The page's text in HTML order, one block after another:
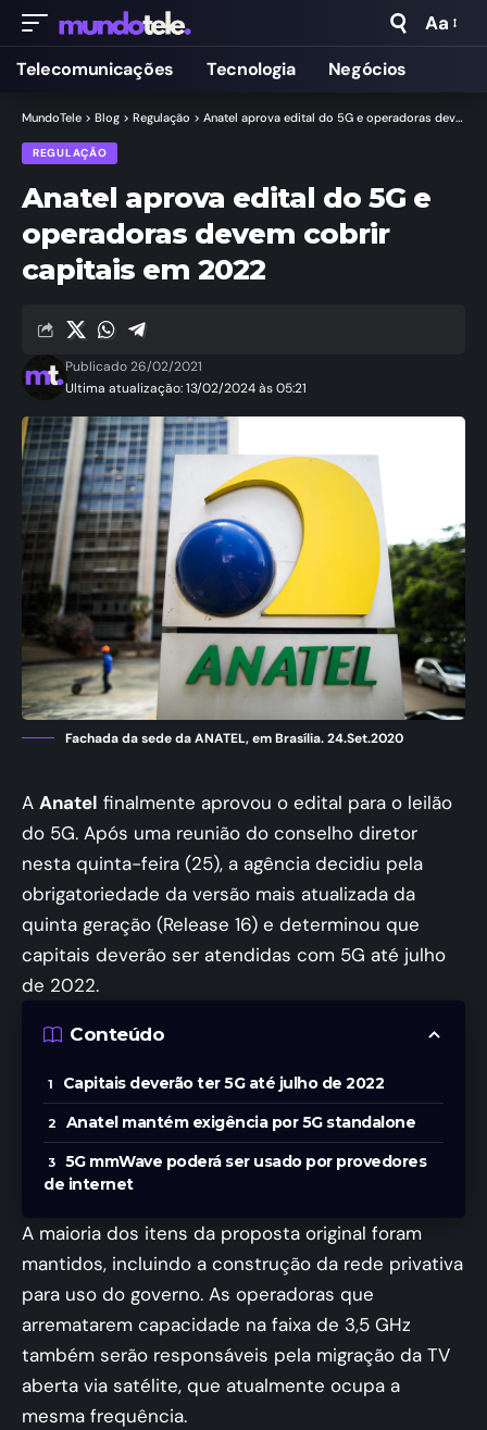
Aa
Telecomunicações Tecnologia Negócios
MundoTele > Blog > Regulação > Anatel aprova edital do 5G e operadoras devem cobrir capitais em 2022
REGULAÇÃO
Anatel aprova edital do 5G e
operadoras devem cobrir
capitais em 2022
Ultima atualização: 13/02/2024 às 05:21
Publicado 26/02/2021
Fachada da sede da ANATEL, em Brasília. 24.Set.2020
A Anatel finalmente aprovou o edital para o leilão
do 5G. Após uma reunião do conselho diretor
nesta quinta-feira (25), a agência decidiu pela
obrigatoriedade da versão mais atualizada da
quinta geração (Release 16) e determinou que
capitais deverão ser atendidas com 5G até julho
de 2022.
Conteúdo
Capitais deverão ter 5G até julho de 2022
Anatel mantém exigência por 5G standalone
5G mmWave poderá ser usado por provedores
de internet
A maioria dos itens da proposta original foram
mantidos, incluindo a construção da rede privativa
para uso do governo. As operadoras que
arrematarem capacidade na faixa de 3,5 GHz
também serão responsáveis pela migração da TV
aberta via satélite, que atualmente ocupa a
mesma frequência.